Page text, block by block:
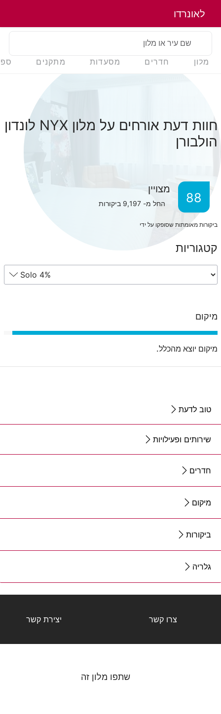
לאונרדו
שם עיר או מלון
מלון חדרים מסעדות מתקנים
חוות דעת אורחים על מלון NYX לונדון
הולבורן
88
מצויין
החל מ- 9,197 ביקורות
ביקורות מאומתות שסופקו על ידי
קטגוריות
מיקום
מיקום יוצא מהכלל.
טוב לדעת
שירותים ופעילויות
חדרים
מיקום
ביקורות
גלריה
צרו קשר יצירת קשר
שתפו מלון זה